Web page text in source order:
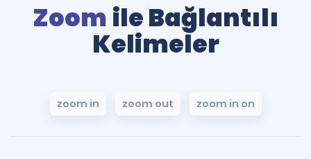
Zoom ile Bağlantılı
Kelimeler
zoom in zoom out zoom in on